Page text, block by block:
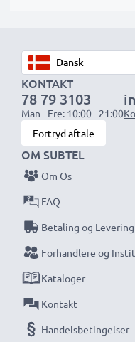
KONTAKT
78 79 3103
Man - Fre: 10:00 - 21:00
Fortryd aftale
OM SUBTEL
Om Os
FAQ
Betaling og Levering
Forhandlere og
Kataloger
Kontakt
Handelsbetingelser